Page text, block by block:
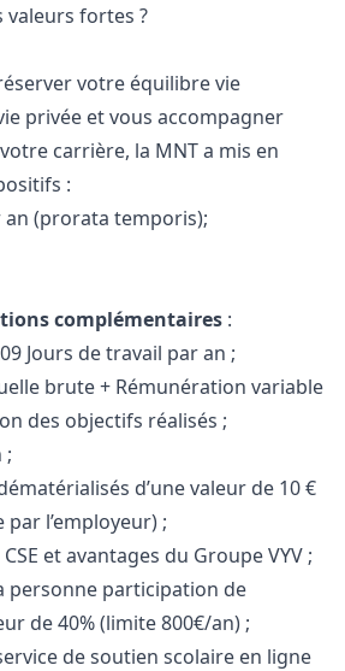
valeurs fortes ?
votre équilibre vie
privée et vous accompagner
carrière, la MNT a mis en
:
an (prorata temporis);
complémentaires :
Jours de travail par an ;
brute + Rémunération variable
des objectifs réalisés ;
;
d’une valeur de 10 €
l’employeur) ;
et avantages du Groupe VYV ;
personne participation de
de 40% (limite 800€/an) ;
de soutien scolaire en ligne